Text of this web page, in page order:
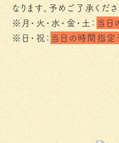
なります。予めご了承くださ
※月・火・水・金・土： 当日
※日・祝： 当日の時間指定